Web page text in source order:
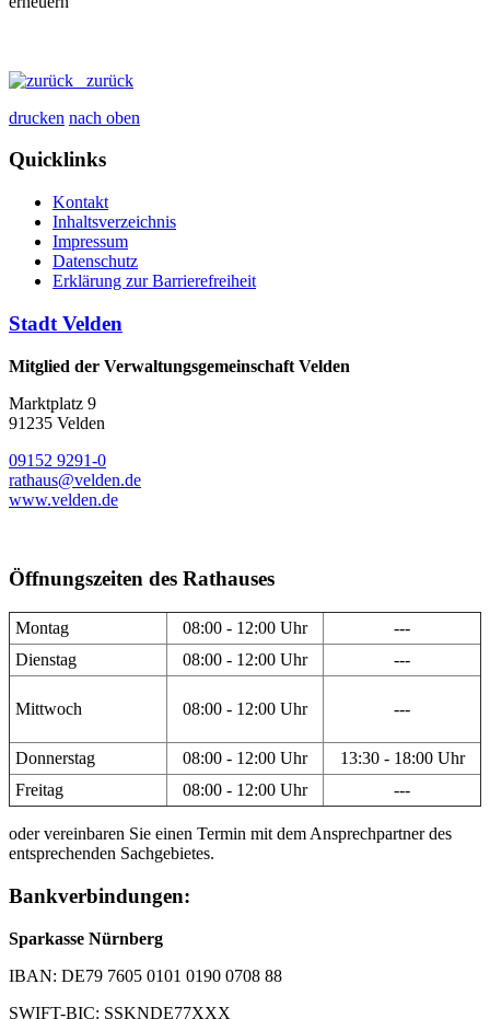
zurück
drucken nach oben
Quicklinks
Kontakt
Inhaltsverzeichnis
Impressum
Datenschutz
Erklärung zur Barrierefreiheit
Stadt Velden
Mitglied der Verwaltungsgemeinschaft Velden
Marktplatz 9
91235 Velden
09152 9291-0
rathaus@velden.de
www.velden.de
Öffnungszeiten des Rathauses
Montag 08:00 - 12:00 Uhr
---
Dienstag
08:00 - 12:00 Uhr ---
Mittwoch 08:00 - 12:00 Uhr ---
Donnerstag 08:00 - 12:00 Uhr
13:30 - 18:00 Uhr
Freitag
08:00 - 12:00 Uhr ---
oder vereinbaren Sie einen Termin mit dem Ansprechpartner des
entsprechenden Sachgebietes.
Bankverbindungen:
Sparkasse Nürnberg
IBAN: DE79 7605 0101 0190 0708 88
SWIFT-BIC: SSKNDE77XXX